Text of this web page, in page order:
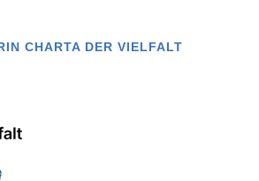
CHARTA DER VIELFALT